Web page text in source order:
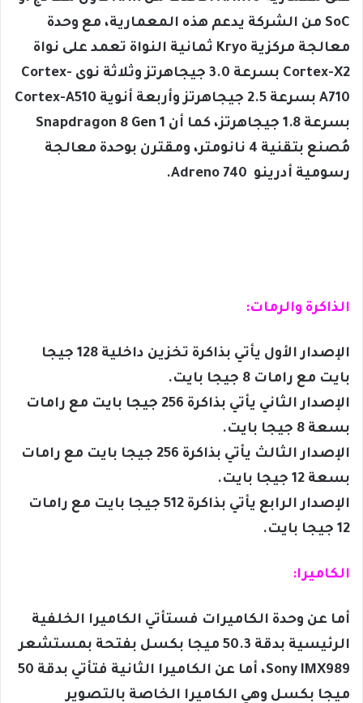
SoC من الشركة يدعم هذه المعمارية، مع وحدة
معالجة مركزية Kryo ثمانية النواة تعمد على نواة
Cortex-X2 بسرعة 3.0 جيجاهرتز وثلاثة نوى Cortex-
A710 بسرعة 2.5 جيجاهرتز وأربعة أنوية Cortex-A510
بسرعة 1.8 جيجاهرتز، كما أن Snapdragon 8 Gen 1
مُصنع بتقنية 4 نانومتر، ومقترن بوحدة معالجة
رسومية أدرينو Adreno 740.
الذاكرة والرمات:
الإصدار الأول يأتي بذاكرة تخزين داخلية 128 جيجا
بايت مع رامات 8 جيجا بايت.
الإصدار الثاني يأتي بذاكرة 256 جيجا بايت مع رامات
بسعة 8 جيجا بايت.
الإصدار الثالث يأتي بذاكرة 256 جيجا بايت مع رامات
بسعة 12 جيجا بايت.
الإصدار الرابع يأتي بذاكرة 512 جيجا بايت مع رامات
12 جيجا بايت.
الكاميرا:
أما عن وحدة الكاميرات فستأتي الكاميرا الخلفية
الرئيسية بدقة 50.3 ميجا بكسل بفتحة بمستشعر
Sony IMX989، أما عن الكاميرا الثانية فتأتي بدقة 50
ميجا بكسل وهي الكاميرا الخاصة بالتصوير